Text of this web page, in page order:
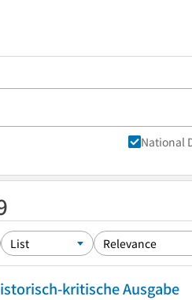
National
kritische Ausgabe